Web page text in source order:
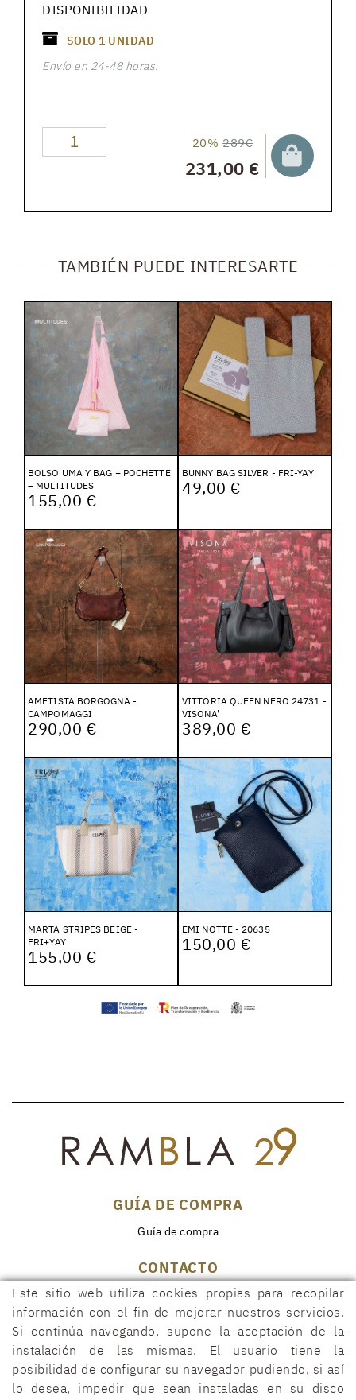
DISPONIBILIDAD
SOLO 1 UNIDAD
Envío en 24-48 horas.
20% 289€
231,00 €
TAMBIÉN PUEDE INTERESARTE
BOLSO UMA Y BAG + POCHETTE
– MULTITUDES
155,00 €
BUNNY BAG SILVER - FRI-YAY
49,00 €
AMETISTA BORGOGNA -
CAMPOMAGGI
290,00 €
VITTORIA QUEEN NERO 24731 -
VISONA'
389,00 €
MARTA STRIPES BEIGE -
FRI+YAY
155,00 €
EMI NOTTE - 20635
150,00 €
GUÍA DE COMPRA
Guía de compra
CONTACTO
Rambla, 29
17600 FIGUERES (Girona)
972 50 00 07
690 91 26 40
rambla29@rambla29.com
Este sitio web utiliza cookies propias para recopilar
información con el fin de mejorar nuestros servicios.
Si continúa navegando, supone la aceptación de la
instalación de las mismas. El usuario tiene la
posibilidad de configurar su navegador pudiendo, si así
lo desea, impedir que sean instaladas en su disco